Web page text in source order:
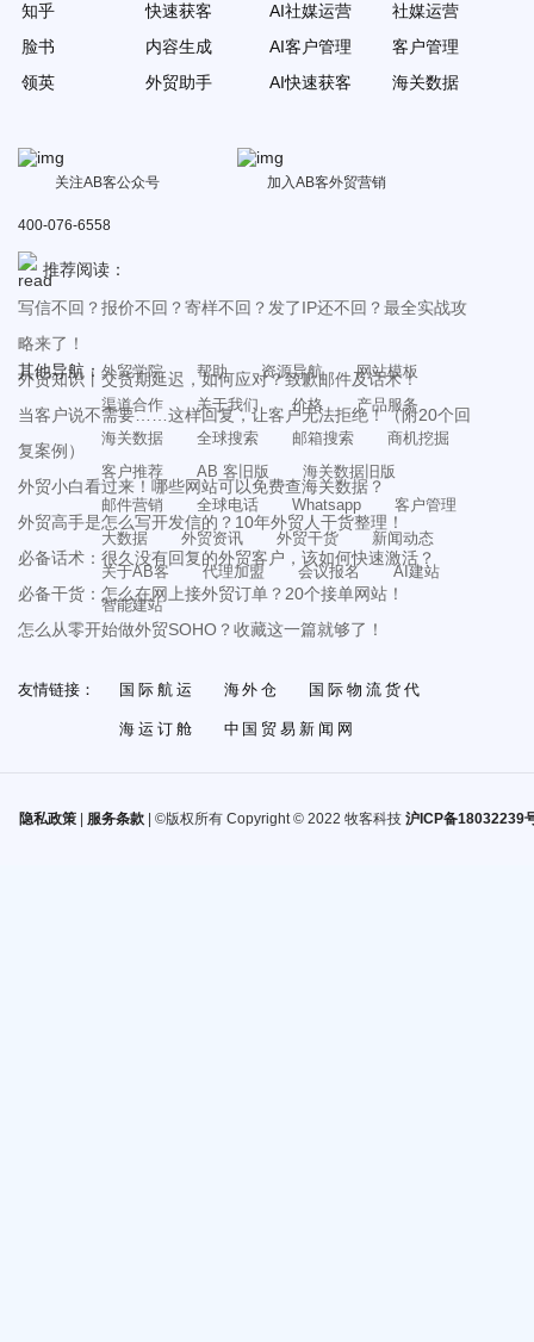
知乎
脸书
领英
快速获客
内容生成
外贸助手
AI社媒运营
AI客户管理
AI快速获客
社媒运营
客户管理
海关数据
关注AB客公众号 加入AB客外贸营销
400-076-6558
推荐阅读：
写信不回？报价不回？寄样不回？发了IP还不回？最全实战攻
略来了！
外贸知识丨交货期延迟，如何应对？致歉邮件及话术！
当客户说不需要……这样回复，让客户无法拒绝！（附20个回
复案例）
外贸小白看过来！哪些网站可以免费查海关数据？
外贸高手是怎么写开发信的？10年外贸人干货整理！
必备话术：很久没有回复的外贸客户，该如何快速激活？
必备干货：怎么在网上接外贸订单？20个接单网站！
怎么从零开始做外贸SOHO？收藏这一篇就够了！
其他导航： 外贸学院 帮助 资源导航
网站模板
渠道合作
关于我们 价格
产品服务
海关数据
全球搜索 邮箱搜索
商机挖掘
客户推荐
AB 客旧版
海关数据旧版
邮件营销
全球电话 Whatsapp
客户管理
大数据
外贸资讯 外贸干货
新闻动态
关于AB客
代理加盟 会议报名
AI建站
智能建站
友情链接： 国际航运 海外仓 国际物流货代
海运订舱 中国贸易新闻网
隐私政策| 服务条款| ©版权所有 Copyright © 2022 牧客科技 沪ICP备18032239